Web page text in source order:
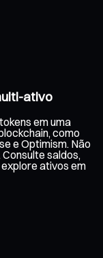
ativo
em uma
como
e Optimism. Não
saldos,
ativos em